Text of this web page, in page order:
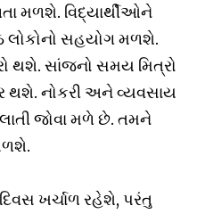
મળશે. વિદ્યાર્થીઓને
લોકોનો સહયોગ મળશે.
થશે. સાંજનો સમય મિત્રો
થશે. નોકરી અને વ્યવસાય
જોવા મળે છે. તમને
ખર્ચાળ રહેશે, પરંતુ